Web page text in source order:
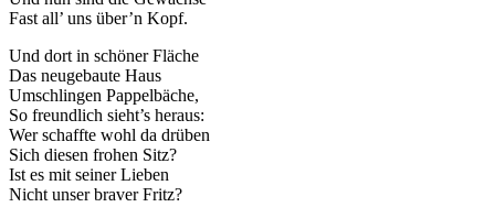
Fast all’ uns über’n Kopf.
Und dort in schöner Fläche
Das neugebaute Haus
Umschlingen Pappelbäche,
So freundlich sieht’s heraus:
Wer schaffte wohl da drüben
Sich diesen frohen Sitz?
Ist es mit seiner Lieben
Nicht unser braver Fritz?